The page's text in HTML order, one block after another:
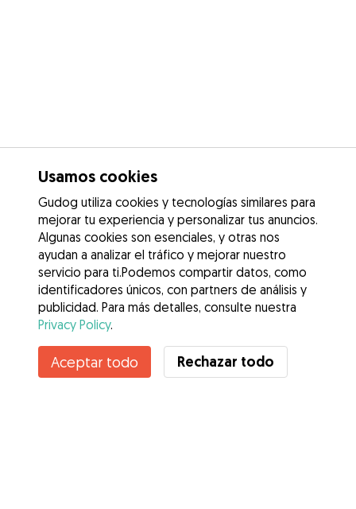
Usamos cookies
Gudog utiliza cookies y tecnologías similares para
mejorar tu experiencia y personalizar tus anuncios.
Algunas cookies son esenciales, y otras nos
ayudan a analizar el tráfico y mejorar nuestro
servicio para ti.Podemos compartir datos, como
identificadores únicos, con partners de análisis y
publicidad. Para más detalles, consulte nuestra
Privacy Policy.
Aceptar todo Rechazar todo